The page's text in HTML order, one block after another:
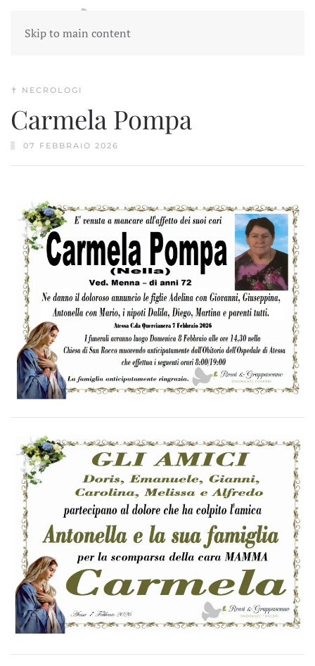
Skip to main content
✝︎ NECROLOGI
Carmela Pompa
07 FEBBRAIO 2026